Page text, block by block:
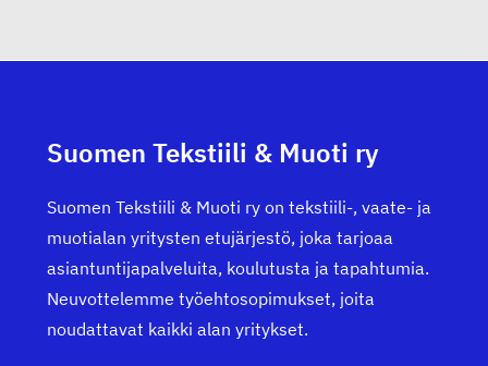
Suomen Tekstiili & Muoti ry
Suomen Tekstiili & Muoti ry on tekstiili-, vaate- ja
muotialan yritysten etujärjestö, joka tarjoaa
asiantuntijapalveluita, koulutusta ja tapahtumia.
Neuvottelemme työehtosopimukset, joita
noudattavat kaikki alan yritykset.